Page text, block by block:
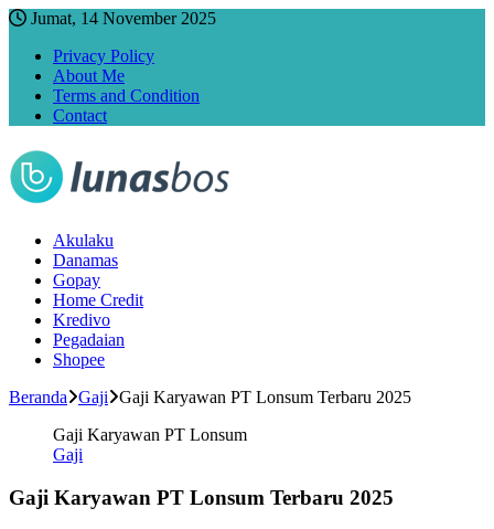
Jumat, 14 November 2025
Privacy Policy
About Me
Terms and Condition
Contact
Akulaku
Danamas
Gopay
Home Credit
Kredivo
Pegadaian
Shopee
Beranda
Gaji
Gaji Karyawan PT Lonsum Terbaru 2025
Gaji Karyawan PT Lonsum
Gaji
Gaji Karyawan PT Lonsum Terbaru 2025